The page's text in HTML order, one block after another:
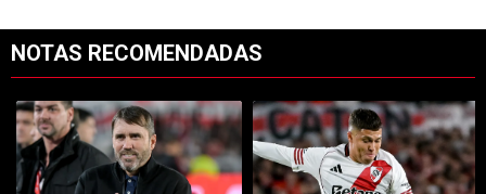
NOTAS RECOMENDADAS
Un artículo de tendencia con el título "River se juega el todo por el
Un artículo de tendencia con el